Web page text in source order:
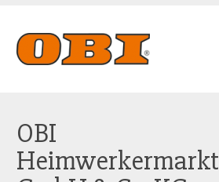
OBI
Heimwerkermarkt